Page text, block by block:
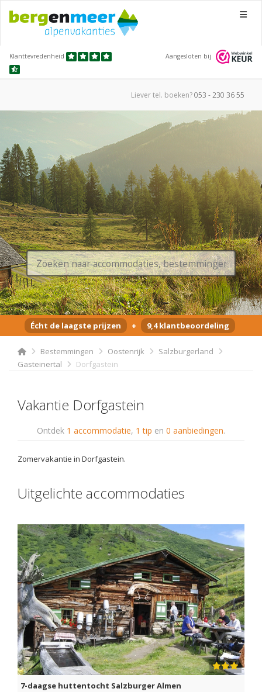
Menu
Klanttevredenheid Aangesloten bij
Liever tel. boeken?053 - 230 36 55
Écht de laagste prijzen + 9,4 klantbeoordeling
Bestemmingen Oostenrijk
Salzburgerland
Gasteinertal
Dorfgastein
Vakantie Dorfgastein
Ontdek 1 accommodatie, 1 tip en 0 aanbiedingen.
Zomervakantie in Dorfgastein.
Uitgelichte accommodaties
7-daagse huttentocht Salzburger Almen